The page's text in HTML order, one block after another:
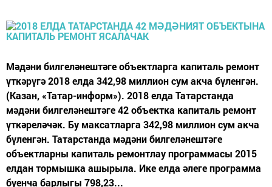
Мәдәни билгеләнештәге объектларга капиталь ремонт
үткәрүгә 2018 елда 342,98 миллион сум акча бүленгән.
(Казан, «Татар-информ»). 2018 елда Татарстанда
мәдәни билгеләнештәге 42 объектка капиталь ремонт
үткәреләчәк. Бу максатларга 342,98 миллион сум акча
бүленгән. Татарстанда мәдәни билгеләнештәге
объектларны капиталь ремонтлау программасы 2015
елдан тормышка ашырыла. Ике елда әлеге программа
буенча барлыгы 798,23...